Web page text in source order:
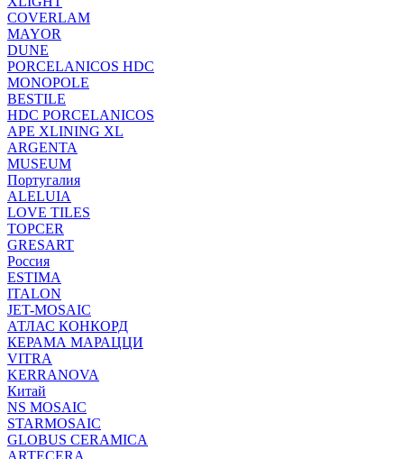
COVERLAM
MAYOR
DUNE
PORCELANICOS HDC
MONOPOLE
BESTILE
HDC PORCELANICOS
APE XLINING XL
ARGENTA
MUSEUM
Португалия
ALELUIA
LOVE TILES
TOPCER
GRESART
Россия
ESTIMA
ITALON
JET-MOSAIC
АТЛАС КОНКОРД
КЕРАМА МАРАЦЦИ
VITRA
KERRANOVA
Китай
NS MOSAIC
STARMOSAIC
GLOBUS CERAMICA
ARTECERA